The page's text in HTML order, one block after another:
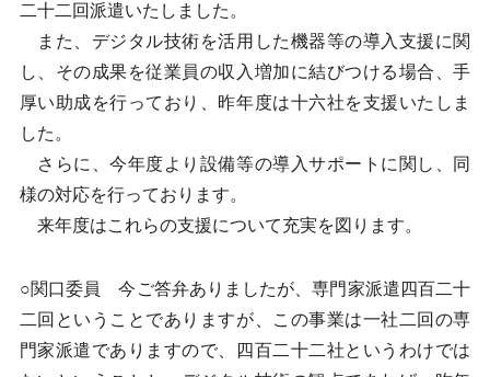
二十二回派遣いたしました。
また、デジタル技術を活用した機器等の導入支援に関
し、その成果を従業員の収入増加に結びつける場合、手
厚い助成を行っており、昨年度は十六社を支援いたしま
した。
さらに、今年度より設備等の導入サポートに関し、同
様の対応を行っております。
来年度はこれらの支援について充実を図ります。
○関口委員 今ご答弁ありましたが、専門家派遣四百二十
二回ということでありますが、この事業は一社二回の専
門家派遣でありますので、四百二十二社というわけでは